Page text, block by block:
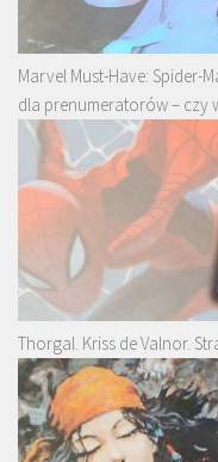
Marvel Must-Have: Spider-
dla prenumeratorów – czy
Thorgal. Kriss de Valnor.